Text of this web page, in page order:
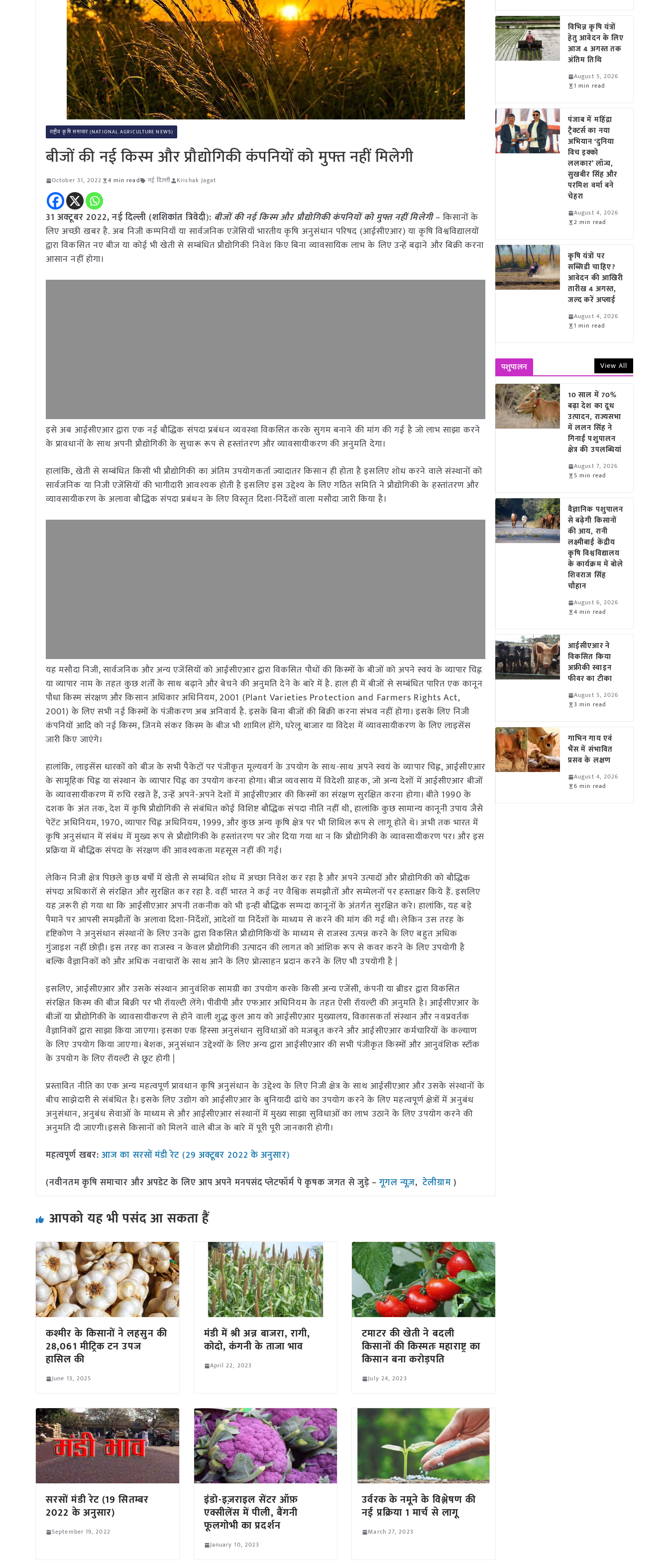
राष्ट्रीय कृषि समाचार (NATIONAL AGRICULTURE NEWS)
बीजों की नई किस्म और प्रौद्योगिकी कंपनियों को मुफ्त नहीं मिलेगी
October 31, 2022 4 min read नई दिल्ली Krishak Jagat
31 अक्टूबर 2022, नई दिल्ली (शशिकांत त्रिवेदी): बीजों की नई किस्म और प्रौद्योगिकी कंपनियों को मुफ्त नहीं मिलेगी– किसानों के
लिए अच्छी खबर है. अब निजी कम्पनियाँ या सार्वजनिक एजेंसियाँ भारतीय कृषि अनुसंधान परिषद (आईसीएआर) या कृषि विश्वविद्यालयों
द्वारा विकसित नए बीज या कोई भी खेती से सम्बंधित प्रौद्योगिकी निवेश किए बिना व्यावसायिक लाभ के लिए उन्हें बढ़ाने और बिक्री करना
आसान नहीं होगा।
इसे अब आईसीएआर द्वारा एक नई बौद्धिक संपदा प्रबंधन व्यवस्था विकसित करके सुगम बनाने की मांग की गई है जो लाभ साझा करने
के प्रावधानों के साथ अपनी प्रौद्योगिकी के सुचारू रूप से हस्तांतरण और व्यावसायीकरण की अनुमति देगा।
हालांकि, खेती से सम्बंधित किसी भी प्रौद्योगिकी का अंतिम उपयोगकर्ता ज्यादातर किसान ही होता है इसलिए शोध करने वाले संस्थानों को
सार्वजनिक या निजी एजेंसियों की भागीदारी आवश्यक होती है इसलिए इस उद्देश्य के लिए गठित समिति ने प्रौद्योगिकी के हस्तांतरण और
व्यावसायीकरण के अलावा बौद्धिक संपदा प्रबंधन के लिए विस्तृत दिशा-निर्देशों वाला मसौदा जारी किया है।
यह मसौदा निजी, सार्वजनिक और अन्य एजेंसियों को आईसीएआर द्वारा विकसित पौधों की किस्मों के बीजों को अपने स्वयं के व्यापार चिह्न
या व्यापार नाम के तहत कुछ शर्तों के साथ बढ़ाने और बेचने की अनुमति देने के बारे में है. हाल ही में बीजों से सम्बंधित पारित एक कानून
पौधा किस्म संरक्षण और किसान अधिकार अधिनियम, 2001 (Plant Varieties Protection and Farmers Rights Act,
2001) के लिए सभी नई किस्मों के पंजीकरण अब अनिवार्य है. इसके बिना बीजों की बिक्री करना संभव नहीं होगा। इसके लिए निजी
कंपनियों आदि को नई किस्म, जिनमे संकर किस्म के बीज भी शामिल होंगे, घरेलू बाजार या विदेश में व्यावसायीकरण के लिए लाइसेंस
जारी किए जाएंगे।
हालांकि, लाइसेंस धारकों को बीज के सभी पैकेटों पर पंजीकृत मूल्यवर्ग के उपयोग के साथ-साथ अपने स्वयं के व्यापार चिह्न, आईसीएआर
के सामूहिक चिह्न या संस्थान के व्यापार चिह्न का उपयोग करना होगा। बीज व्यवसाय में विदेशी ग्राहक, जो अन्य देशों में आईसीएआर बीजों
के व्यावसायीकरण में रुचि रखते हैं, उन्हें अपने-अपने देशों में आईसीएआर की किस्मों का संरक्षण सुरक्षित करना होगा। बीते 1990 के
दशक के अंत तक, देश में कृषि प्रौद्योगिकी से संबंधित कोई विशिष्ट बौद्धिक संपदा नीति नहीं थी, हालांकि कुछ सामान्य कानूनी उपाय जैसे
पेटेंट अधिनियम, 1970, व्यापार चिह्न अधिनियम, 1999, और कुछ अन्य कृषि क्षेत्र पर भी शिथिल रूप से लागू होते थे। अभी तक भारत में
कृषि अनुसंधान में संबंध में मुख्य रूप से प्रौद्योगिकी के हस्तांतरण पर जोर दिया गया था न कि प्रौद्योगिकी के व्यावसायीकरण पर। और इस
प्रक्रिया में बौद्धिक संपदा के संरक्षण की आवश्यकता महसूस नहीं की गई।
लेकिन निजी क्षेत्र पिछले कुछ बर्षों में खेती से सम्बंधित शोध में अच्छा निवेश कर रहा है और अपने उत्पादों और प्रौद्योगिकी को बौद्धिक
संपदा अधिकारों से संरक्षित और सुरक्षित कर रहा है. वहीं भारत ने कई नए वैश्विक समझौतों और सम्मेलनों पर हस्ताक्षर किये हैं. इसलिए
यह ज़रूरी हो गया था कि आईसीएआर अपनी तकनीक को भी इन्ही बौद्धिक सम्पदा कानूनों के अंतर्गत सुरक्षित करे। हालांकि, यह बड़े
पैमाने पर आपसी समझौतों के अलावा दिशा-निर्देशों, आदेशों या निर्देशों के माध्यम से करने की मांग की गई थी। लेकिन उस तरह के
दृष्टिकोण ने अनुसंधान संस्थानों के लिए उनके द्वारा विकसित प्रौद्योगिकियों के माध्यम से राजस्व उत्पन्न करने के लिए बहुत अधिक
गुंजाइश नहीं छोड़ी। इस तरह का राजस्व न केवल प्रौद्योगिकी उत्पादन की लागत को आंशिक रूप से कवर करने के लिए उपयोगी है
बल्कि वैज्ञानिकों को और अधिक नवाचारों के साथ आने के लिए प्रोत्साहन प्रदान करने के लिए भी उपयोगी है |
इसलिए, आईसीएआर और उसके संस्थान आनुवंशिक सामग्री का उपयोग करके किसी अन्य एजेंसी, कंपनी या ब्रीडर द्वारा विकसित
संरक्षित किस्म की बीज बिक्री पर भी रॉयल्टी लेंगे। पीवीपी और एफआर अधिनियम के तहत ऐसी रॉयल्टी की अनुमति है। आईसीएआर के
बीजों या प्रौद्योगिकी के व्यावसायीकरण से होने वाली शुद्ध कुल आय को आईसीएआर मुख्यालय, विकासकर्ता संस्थान और नवप्रवर्तक
वैज्ञानिकों द्वारा साझा किया जाएगा। इसका एक हिस्सा अनुसंधान सुविधाओं को मजबूत करने और आईसीएआर कर्मचारियों के कल्याण
के लिए उपयोग किया जाएगा। बेशक, अनुसंधान उद्देश्यों के लिए अन्य द्वारा आईसीएआर की सभी पंजीकृत किस्मों और आनुवंशिक स्टॉक
के उपयोग के लिए रॉयल्टी से छूट होगी |
प्रस्तावित नीति का एक अन्य महत्वपूर्ण प्रावधान कृषि अनुसंधान के उद्देश्य के लिए निजी क्षेत्र के साथ आईसीएआर और उसके संस्थानों के
बीच साझेदारी से संबंधित है। इसके लिए उद्योग को आईसीएआर के बुनियादी ढांचे का उपयोग करने के लिए महत्वपूर्ण क्षेत्रों में अनुबंध
अनुसंधान, अनुबंध सेवाओं के माध्यम से और आईसीएआर संस्थानों में मुख्य साझा सुविधाओं का लाभ उठाने के लिए उपयोग करने की
अनुमति दी जाएगी।इससे किसानों को मिलने वाले बीज के बारे में पूरी पूरी जानकारी होगी।
महत्वपूर्ण खबर: आज का सरसों मंडी रेट (29 अक्टूबर 2022 के अनुसार)
(नवीनतम कृषि समाचार और अपडेट के लिए आप अपने मनपसंद प्लेटफॉर्म पे कृषक जगत से जुड़े –गूगल न्यूज़,टेलीग्राम)
आपको यह भी पसंद आ सकता हैं
कश्मीर के किसानों ने लहसुन की
28,061 मीट्रिक टन उपज
हासिल की
June 13, 2025
मंडी में श्री अन्न बाजरा, रागी,
कोदो, कंगनी के ताजा भाव
April 22, 2023
टमाटर की खेती ने बदली
किसानों की किस्मतः महाराष्ट्र का
किसान बना करोड़पति
July 24, 2023
सरसों मंडी रेट (19 सितम्बर
2022 के अनुसार)
September 19, 2022
इंडो-इज़राइल सेंटर ऑफ़
एक्सीलेंस में पीली, बैंगनी
फूलगोभी का प्रदर्शन
January 10, 2023
उर्वरक के नमूने के विश्लेषण की
नई प्रक्रिया 1 मार्च से लागू
March 27, 2023
विभिन्न कृषि यंत्रों
हेतु आवेदन के लिए
आज 4 अगस्त तक
अंतिम तिथि
August 5, 2026
1 min read
पंजाब में महिंद्रा
ट्रैक्टर्स का नया
अभियान ‘दुनिया
विच इक्को
ललकार’ लॉन्च,
सुखबीर सिंह और
परमिश वर्मा बने
चेहरा
August 4, 2026
2 min read
कृषि यंत्रों पर
सब्सिडी चाहिए?
आवेदन की आखिरी
तारीख 4 अगस्त,
जल्द करें अप्लाई
August 4, 2026
1 min read
पशुपालन View All
10 साल में 70%
बढ़ा देश का दूध
उत्पादन, राज्यसभा
में ललन सिंह ने
गिनाईं पशुपालन
क्षेत्र की उपलब्धियां
August 7, 2026
5 min read
वैज्ञानिक पशुपालन
से बढ़ेगी किसानों
की आय, रानी
लक्ष्मीबाई केंद्रीय
कृषि विश्वविद्यालय
के कार्यक्रम में बोले
शिवराज सिंह
चौहान
August 6, 2026
4 min read
आईसीएआर ने
विकसित किया
अफ्रीकी स्वाइन
फीवर का टीका
August 5, 2026
3 min read
गाभिन गाय एवं
भैंस में संभावित
प्रसव के लक्षण
August 4, 2026
6 min read